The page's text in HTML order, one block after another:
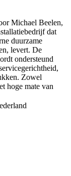
Michael Beelen,
dat
duurzame
levert. De
ondersteund
Zowel
hoge mate van